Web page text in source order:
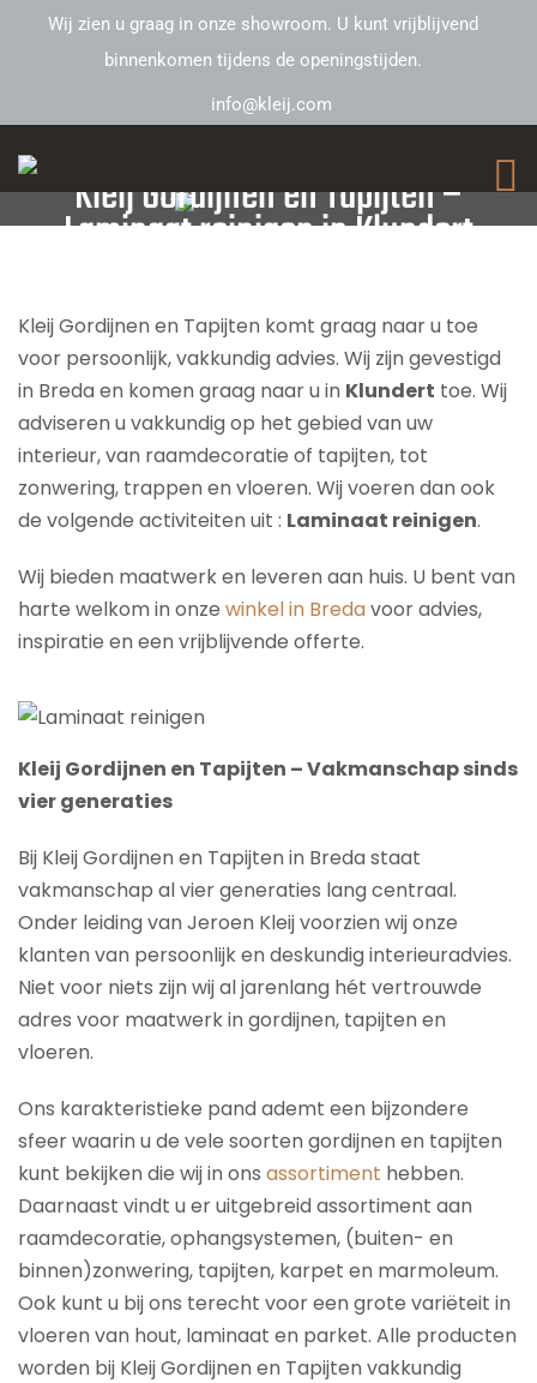
Wij zien u graag in onze showroom. U kunt vrijblijvend
binnenkomen tijdens de openingstijden.
info@kleij.com
Kleij Gordijnen en Tapijten –
Laminaat reinigen in Klundert
Kleij Gordijnen en Tapijten komt graag naar u toe
voor persoonlijk, vakkundig advies. Wij zijn gevestigd
in Breda en komen graag naar u in Klundert toe. Wij
adviseren u vakkundig op het gebied van uw
interieur, van raamdecoratie of tapijten, tot
zonwering, trappen en vloeren. Wij voeren dan ook
de volgende activiteiten uit : Laminaat reinigen.
Wij bieden maatwerk en leveren aan huis. U bent van
harte welkom in onze winkel in Bredavoor advies,
inspiratie en een vrijblijvende offerte.
Kleij Gordijnen en Tapijten – Vakmanschap sinds
vier generaties
Bij Kleij Gordijnen en Tapijten in Breda staat
vakmanschap al vier generaties lang centraal.
Onder leiding van Jeroen Kleij voorzien wij onze
klanten van persoonlijk en deskundig interieuradvies.
Niet voor niets zijn wij al jarenlang hét vertrouwde
adres voor maatwerk in gordijnen, tapijten en
vloeren.
Ons karakteristieke pand ademt een bijzondere
sfeer waarin u de vele soorten gordijnen en tapijten
kunt bekijken die wij in ons assortiment hebben.
Daarnaast vindt u er uitgebreid assortiment aan
raamdecoratie, ophangsystemen, (buiten- en
binnen)zonwering, tapijten, karpet en marmoleum.
Ook kunt u bij ons terecht voor een grote variëteit in
vloeren van hout, laminaat en parket. Alle producten
worden bij Kleij Gordijnen en Tapijten vakkundig